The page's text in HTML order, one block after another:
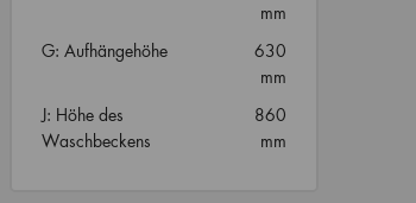
mm
G: Aufhängehöhe
630
mm
J: Höhe des
Waschbeckens
860
mm